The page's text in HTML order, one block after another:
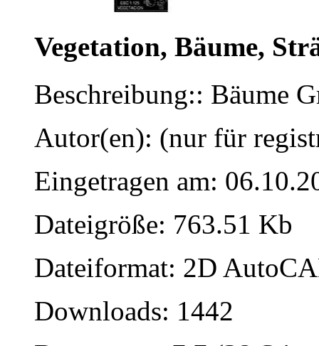
Vegetation, Bäume,
Beschreibung:: Bäume
Autor(en): (nur für
Eingetragen am:
Dateigröße: 763.51 Kb
Dateiformat: 2D
Downloads: 1442